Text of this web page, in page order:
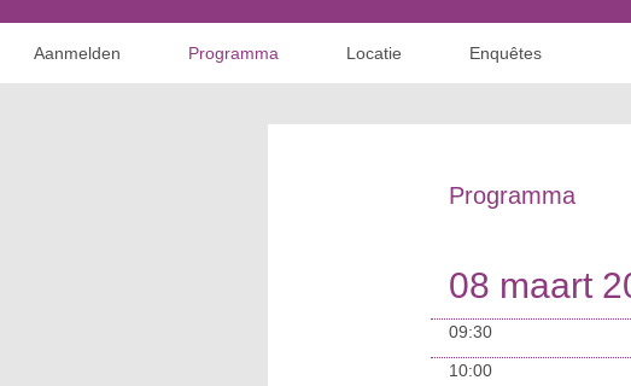
Aanmelden Programma Locatie Enquêtes
Programma
08 maart
09:30
10:00